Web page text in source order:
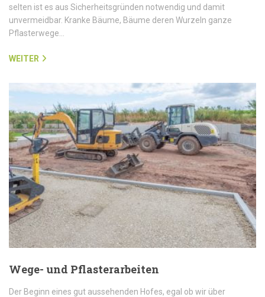
selten ist es aus Sicherheitsgründen notwendig und damit
unvermeidbar. Kranke Bäume, Bäume deren Wurzeln ganze
Pflasterwege…
WEITER
Wege- und Pflasterarbeiten
Der Beginn eines gut aussehenden Hofes, egal ob wir über